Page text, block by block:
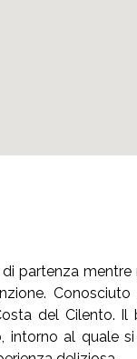
partenza
del Cilento.
al quale